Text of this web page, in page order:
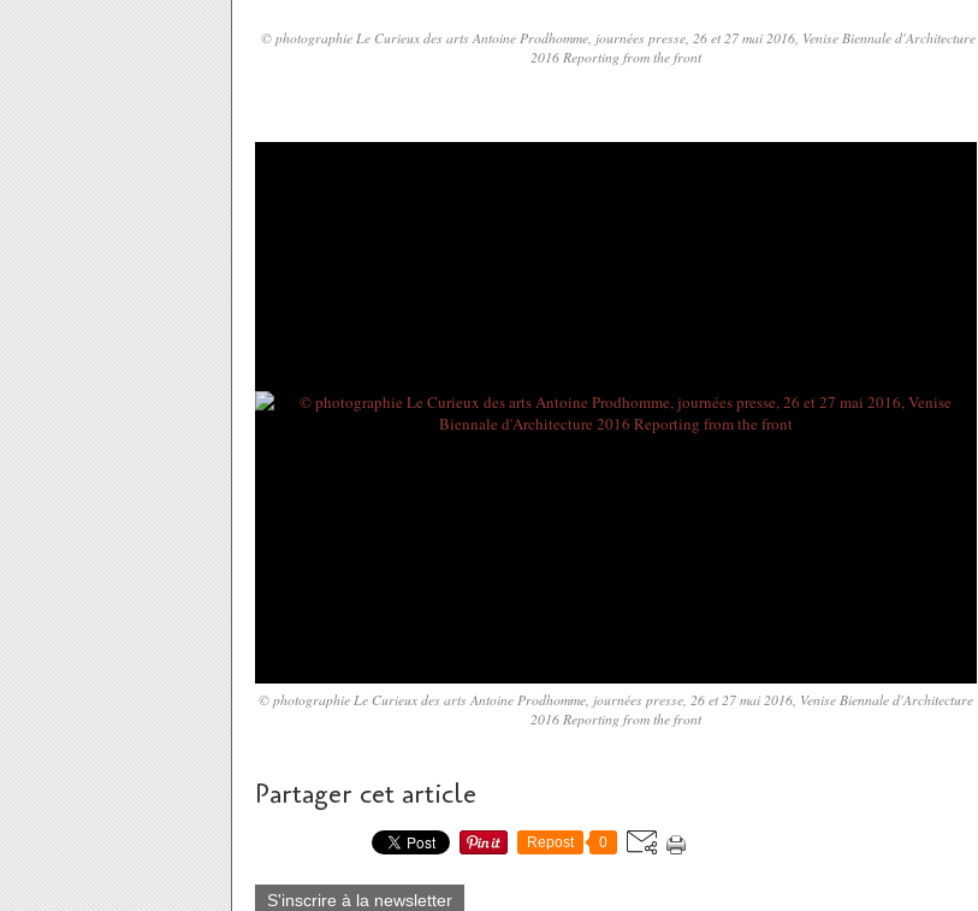
© photographie Le Curieux des arts Antoine Prodhomme, journées presse, 26 et 27 mai 2016, Venise Biennale d'Architecture
2016 Reporting from the front
© photographie Le Curieux des arts Antoine Prodhomme, journées presse, 26 et 27 mai 2016, Venise Biennale d'Architecture
2016 Reporting from the front
Partager cet article
Repost 0
S'inscrire à la newsletter